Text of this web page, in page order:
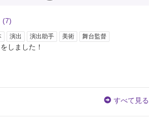
(7)
演出 演出助手 美術 舞台監督
しました！
すべて見る